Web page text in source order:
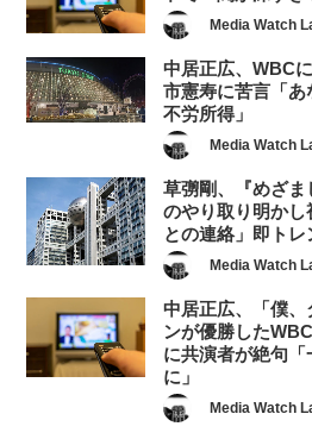
Media Watch
中居正広、WBC
市憲寿に苦言「
不労所得」
Media Watch
草彅剛、『めざま
のやり取り明か
との連絡」即トレ
Media Watch
中居正広、「僕
ンが優勝した
に共演者が絶句
に」
Media Watch